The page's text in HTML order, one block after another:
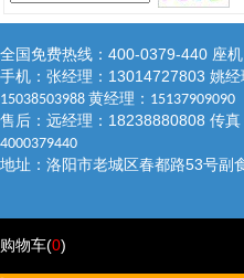
全国免费热线： 400-0379-440 座机
手机：张经理： 13014727803 姚经
15038503988 黄经理： 15137909090
售后：远经理： 18238880808 传真
4000379440
地址：洛阳市老城区春都路53号副
购物车(0)